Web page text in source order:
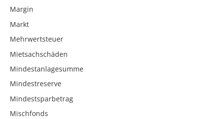
Margin
Markt
Mehrwertsteuer
Mietsachschäden
Mindestanlagesumme
Mindestreserve
Mindestsparbetrag
Mischfonds